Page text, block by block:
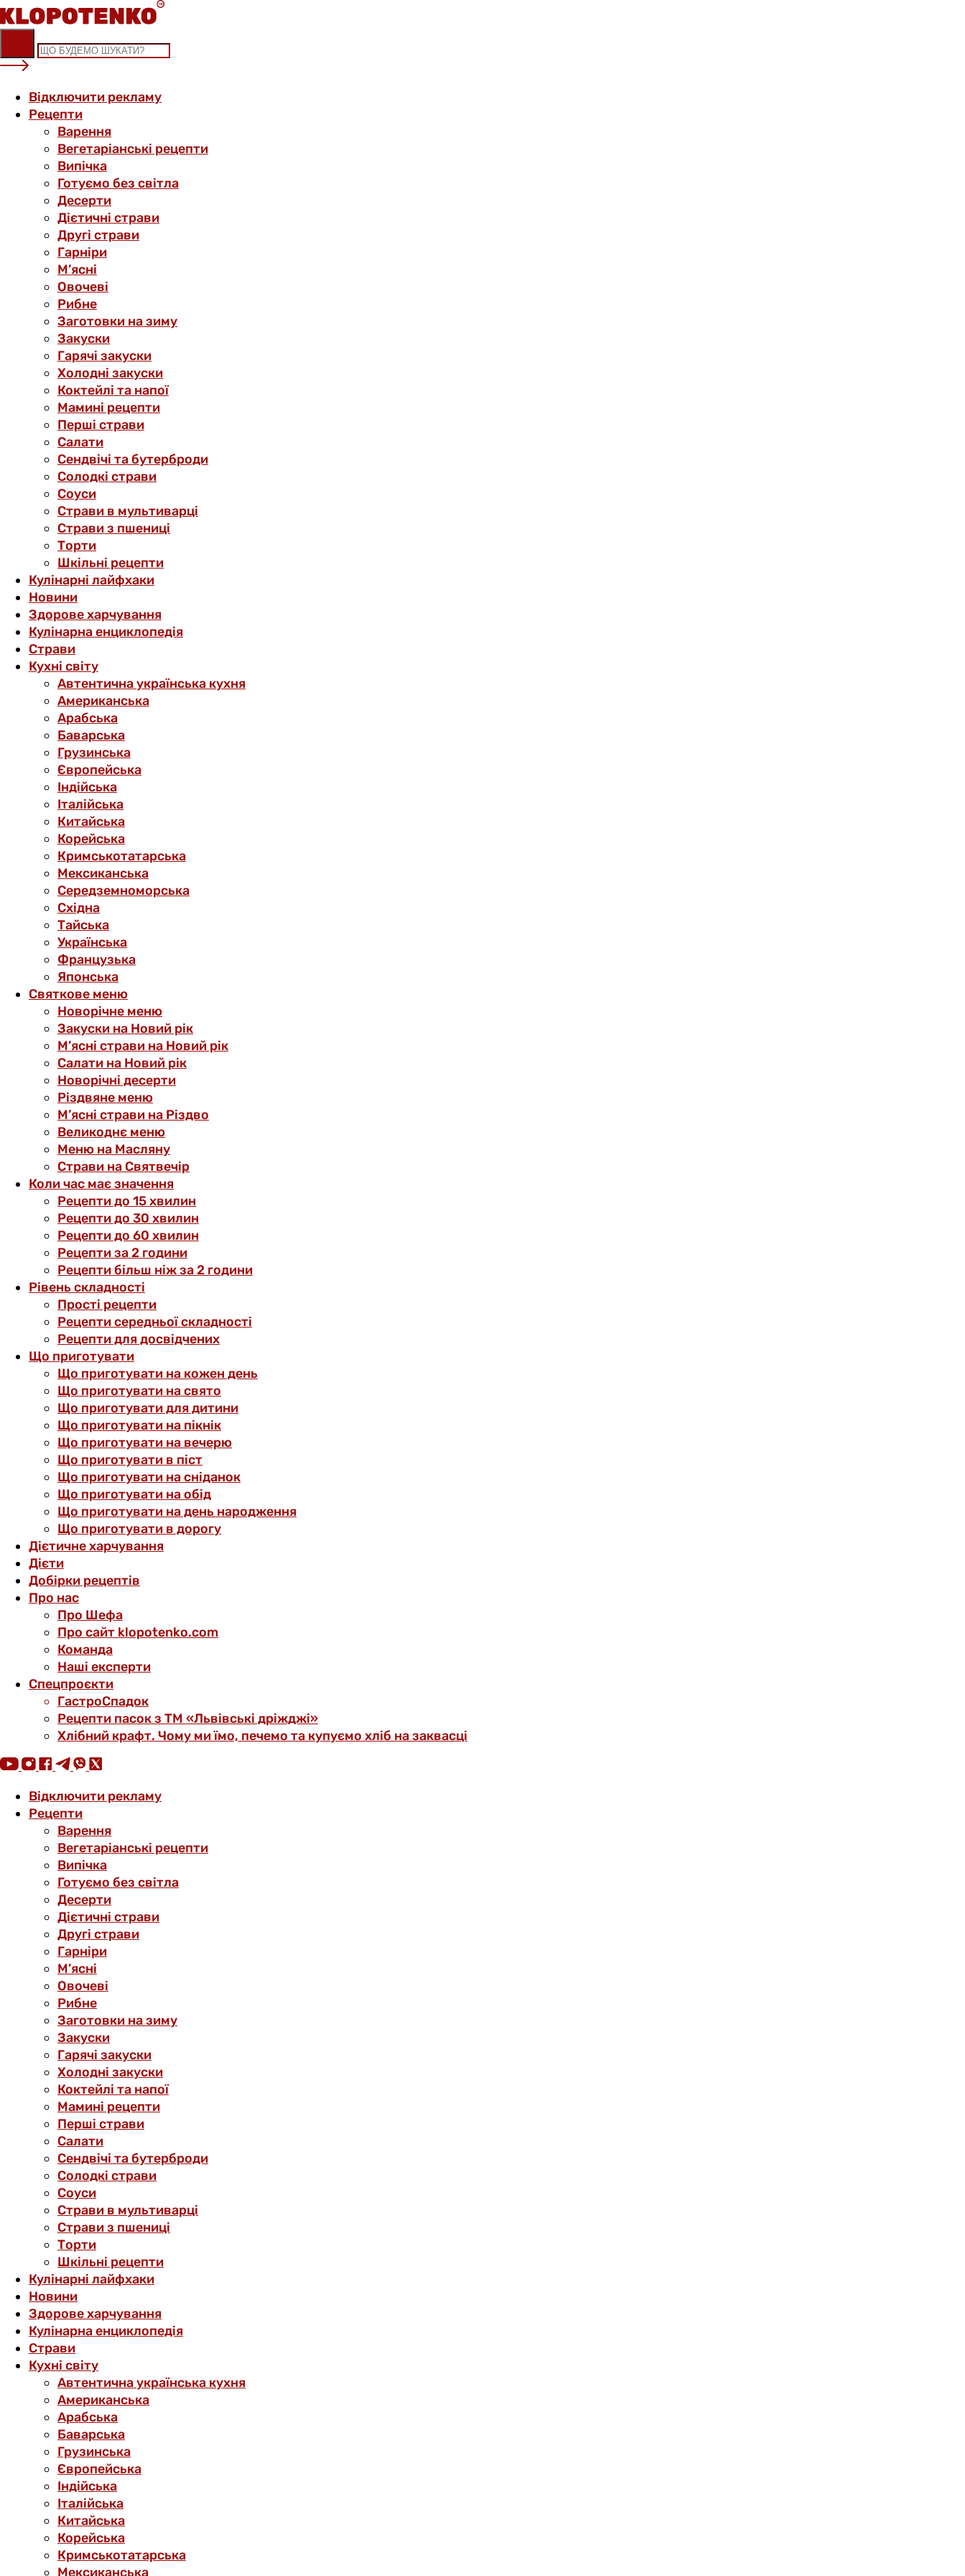
Skip
to
content
Відключити рекламу
Рецепти
Варення
Вегетаріанські рецепти
Випічка
Готуємо без світла
Десерти
Дієтичні страви
Другі страви
Гарніри
М’ясні
Овочеві
Рибне
Заготовки на зиму
Закуски
Гарячі закуски
Холодні закуски
Коктейлі та напої
Мамині рецепти
Перші страви
Салати
Сендвічі та бутерброди
Солодкі страви
Соуси
Страви в мультиварці
Страви з пшениці
Торти
Шкільні рецепти
Кулінарні лайфхаки
Новини
Здорове харчування
Кулінарна енциклопедія
Страви
Кухні світу
Автентична українська кухня
Американська
Арабська
Баварська
Грузинська
Європейська
Індійська
Італійська
Китайська
Корейська
Кримськотатарська
Мексиканська
Середземноморська
Східна
Тайська
Українська
Французька
Японська
Святкове меню
Новорічне меню
Закуски на Новий рік
М’ясні страви на Новий рік
Салати на Новий рік
Новорічні десерти
Різдвяне меню
М’ясні страви на Різдво
Великоднє меню
Меню на Масляну
Страви на Святвечір
Коли час має значення
Рецепти до 15 хвилин
Рецепти до 30 хвилин
Рецепти до 60 хвилин
Рецепти за 2 години
Рецепти більш ніж за 2 години
Рівень складності
Прості рецепти
Рецепти середньої складності
Рецепти для досвідчених
Що приготувати
Що приготувати на кожен день
Що приготувати на свято
Що приготувати для дитини
Що приготувати на пікнік
Що приготувати на вечерю
Що приготувати в піст
Що приготувати на сніданок
Що приготувати на обід
Що приготувати на день народження
Що приготувати в дорогу
Дієтичне харчування
Дієти
Добірки рецептів
Про нас
Про Шефа
Про сайт klopotenko.com
Команда
Наші експерти
Спецпроєкти
ГастроСпадок
Рецепти пасок з ТМ «Львівські дріжджі»
Хлібний крафт. Чому ми їмо, печемо та купуємо хліб на заквасці
Відключити рекламу
Рецепти
Варення
Вегетаріанські рецепти
Випічка
Готуємо без світла
Десерти
Дієтичні страви
Другі страви
Гарніри
М’ясні
Овочеві
Рибне
Заготовки на зиму
Закуски
Гарячі закуски
Холодні закуски
Коктейлі та напої
Мамині рецепти
Перші страви
Салати
Сендвічі та бутерброди
Солодкі страви
Соуси
Страви в мультиварці
Страви з пшениці
Торти
Шкільні рецепти
Кулінарні лайфхаки
Новини
Здорове харчування
Кулінарна енциклопедія
Страви
Кухні світу
Автентична українська кухня
Американська
Арабська
Баварська
Грузинська
Європейська
Індійська
Італійська
Китайська
Корейська
Кримськотатарська
Мексиканська